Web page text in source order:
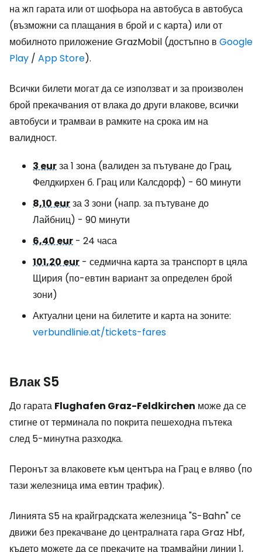
на жп гарата или от шофьора на автобуса в автобуса
(възможни са плащания в брой и с карта) или от
мобилното приложение GrazMobil (достъпно в Google
Play / App Store).
Всички билети могат да се използват и за произволен
брой прекачвания от влака до други влакове, всички
автобуси и трамваи в рамките на срока им на
валидност.
3 eurза 1 зона (валиден за пътуване до Грац,
Фелдкирхен б. Грац или Калсдорф) - 60 минути
8,10 eurза 3 зони (напр. за пътуване до
Лайбниц) - 90 минути
6,40 eur - 24 часа
101,20 eur - седмична карта за транспорт в цяла
Щирия (по-евтин вариант за определен брой
зони)
Актуални цени на билетите и карта на зоните:
verbundlinie.at/tickets-fares
Влак S5
До гарата Flughafen Graz-Feldkirchen може да се
стигне от терминала по покрита пешеходна пътека
след 5-минутна разходка.
Перонът за влаковете към центъра на Грац е вляво (по
тази железница има евтин трафик).
Линията S5 на крайградската железница "S-Bahn" се
движи без прекачване до централната гара Graz Hbf,
където можете да се прекачите на трамвайни линии 1,